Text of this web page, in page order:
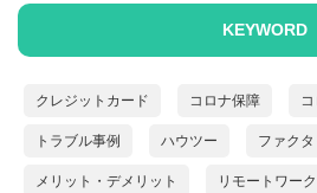
KEYWORD
クレジットカード コロナ保障
トラブル事例 ハウツー ファク
メリット・デメリット リモートワーク